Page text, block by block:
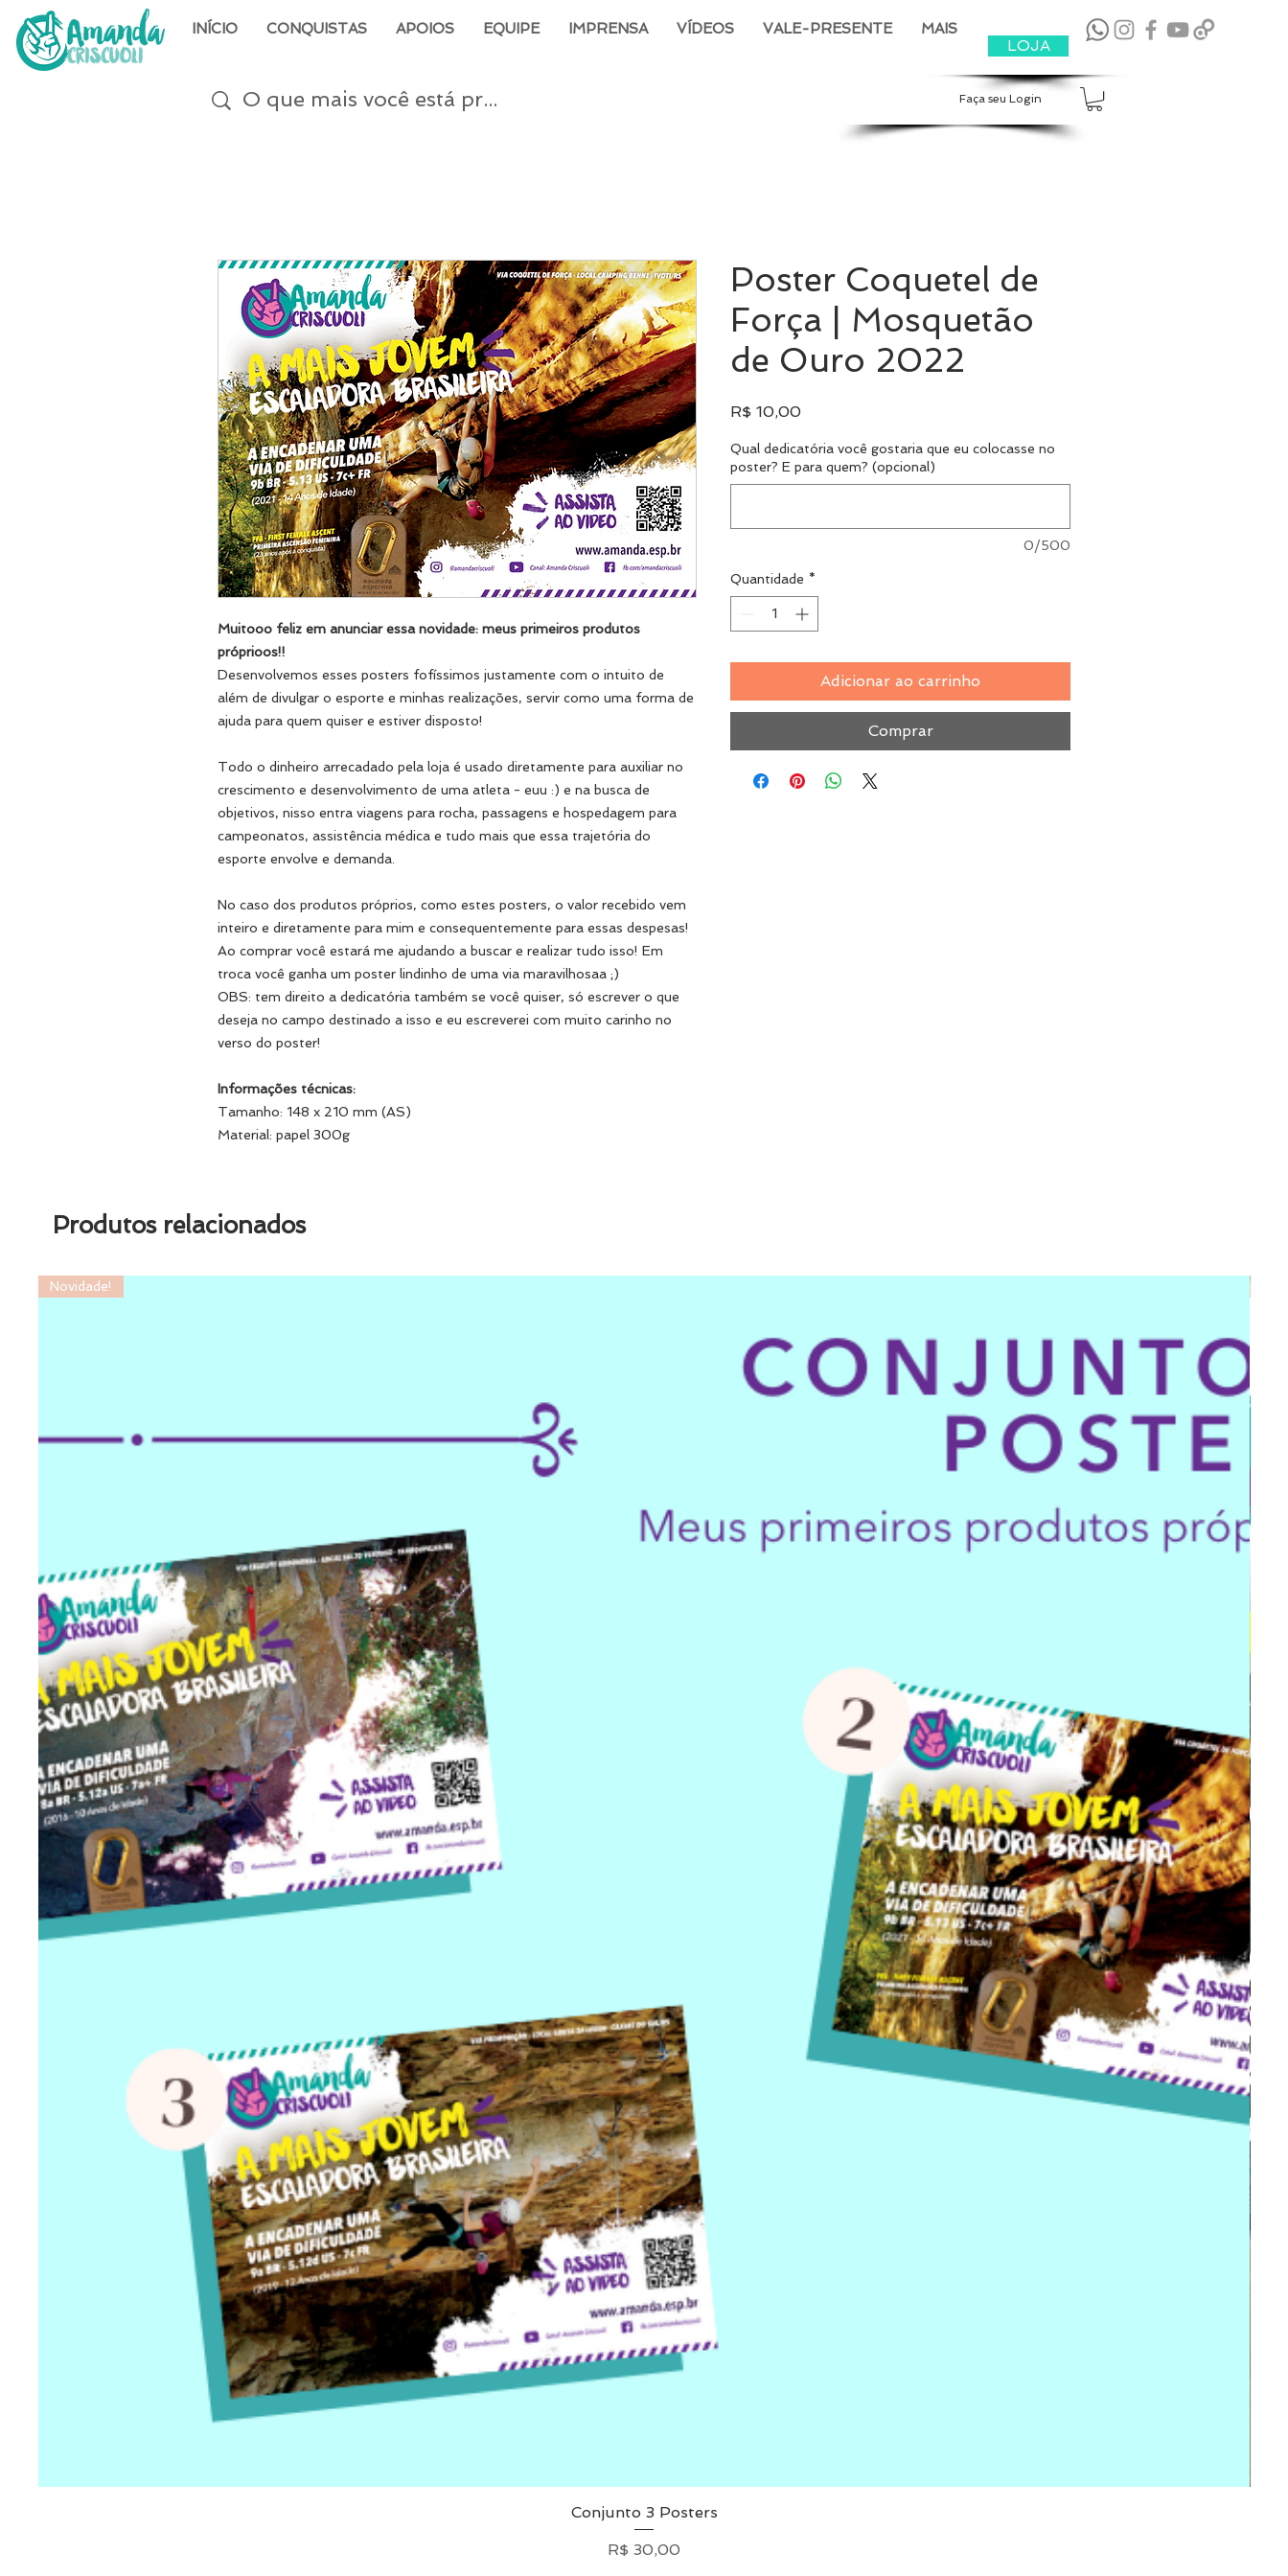
INÍCIO CONQUISTAS APOIOS EQUIPE IMPRENSA VÍDEOS VALE-PRESENTE MAIS
LOJA
Faça seu Login
Muitooo feliz em anunciar essa novidade: meus primeiros produtos
próprioos!!
Desenvolvemos esses posters fofíssimos justamente com o intuito de
além de divulgar o esporte e minhas realizações, servir como uma forma de
ajuda para quem quiser e estiver disposto!
Todo o dinheiro arrecadado pela loja é usado diretamente para auxiliar no
crescimento e desenvolvimento de uma atleta - euu :) e na busca de
objetivos, nisso entra viagens para rocha, passagens e hospedagem para
campeonatos, assistência médica e tudo mais que essa trajetória do
esporte envolve e demanda.
No caso dos produtos próprios, como estes posters, o valor recebido vem
inteiro e diretamente para mim e consequentemente para essas despesas!
Ao comprar você estará me ajudando a buscar e realizar tudo isso! Em
troca você ganha um poster lindinho de uma via maravilhosaa ;)
OBS: tem direito a dedicatória também se você quiser, só escrever o que
deseja no campo destinado a isso e eu escreverei com muito carinho no
verso do poster!
Informações técnicas:
Tamanho: 148 x 210 mm (AS)
Material: papel 300g
Poster Coquetel de
Força | Mosquetão
de Ouro 2022
R$ 10,00Preço
Qual dedicatória você gostaria que eu colocasse no
poster? E para quem? (opcional)
0/500
Quantidade *
Adicionar ao carrinho
Comprar
Produtos relacionados
Visualização rápida
Novidade!
Conjunto 3 Posters
Preço
R$ 30,00